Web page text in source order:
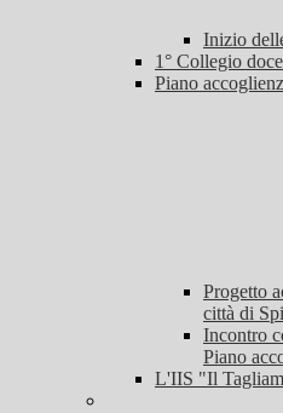
Inizio
1° Collegio
Piano
Progetto
città di
Incontro
Piano
L'IIS "Il